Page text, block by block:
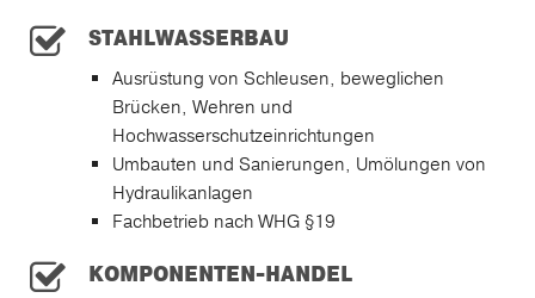
STAHLWASSERBAU
Ausrüstung von Schleusen, beweglichen
Brücken, Wehren und
Hochwasserschutzeinrichtungen
Umbauten und Sanierungen, Umölungen von
Hydraulikanlagen
Fachbetrieb nach WHG §19
KOMPONENTEN-HANDEL